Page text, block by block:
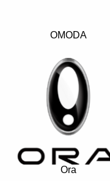
OMODA
Ora